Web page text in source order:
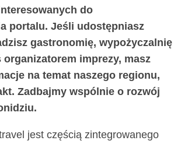
do
portalu. Jeśli udostępniasz
gastronomię, wypożyczalnię
organizatorem imprezy, masz
na temat naszego regionu,
Zadbajmy wspólnie o rozwój
jest częścią zintegrowanego